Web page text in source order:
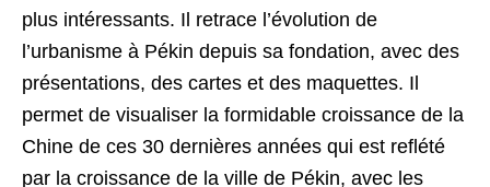
plus intéressants. Il retrace l’évolution de
l’urbanisme à Pékin depuis sa fondation, avec des
présentations, des cartes et des maquettes. Il
permet de visualiser la formidable croissance de la
Chine de ces 30 dernières années qui est reflété
par la croissance de la ville de Pékin, avec les